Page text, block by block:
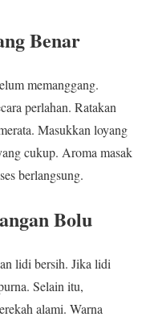
Benar
memanggang.
perlahan. Ratakan
Masukkan loyang
cukup. Aroma masak
berlangsung.
Bolu
lidi bersih. Jika lidi
Selain itu,
alami. Warna